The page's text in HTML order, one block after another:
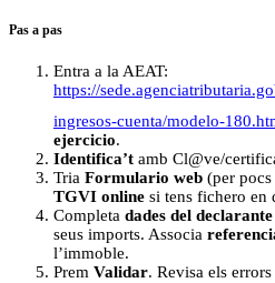
Pas a pas
Entra a la AEAT:
https://
ingresos-cuenta/modelo-
ejercicio.
Identifica’t amb Cl@ve/
Tria Formulario web (per pocs
TGVI online si tens fichero en
Completa dades del declarante
seus imports. Associa
l’immoble.
Prem Validar. Revisa els